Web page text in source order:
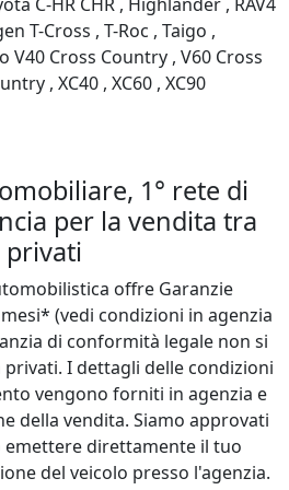
T-Cross , T-Roc , Taigo ,
V40 Cross Country , V60 Cross
, XC40 , XC60 , XC90
1° rete di
per la vendita tra
privati
offre Garanzie
(vedi condizioni in agenzia
di conformità legale non si
I dettagli delle condizioni
vengono forniti in agenzia e
della vendita. Siamo approvati
emettere direttamente il tuo
del veicolo presso l'agenzia.